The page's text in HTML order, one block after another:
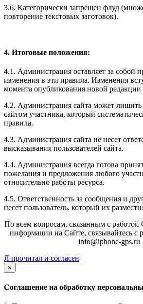
3.6. Категорически запрещен флуд
повторение текстовых заготовок).
4. Итоговые положения:
4.1. Администрация оставляет за собой
изменения в эти правила. Изменения
момента опубликования новой
4.2. Администрация сайта может лишить
сайтом участника, который
правила.
4.3. Администрация сайта не несет
высказывания пользователей сайта.
4.4. Администрация всегда готова
пожелания и предложения любого
относительно работы ресурса.
4.5. Ответственность за сообщения и
несет пользователь, который их
По всем вопросам, связанным с работой
информации на Сайте, связывайтесь с
info@iphone-gps.ru
Я прочитал и согласен
×
Соглашение на обработку